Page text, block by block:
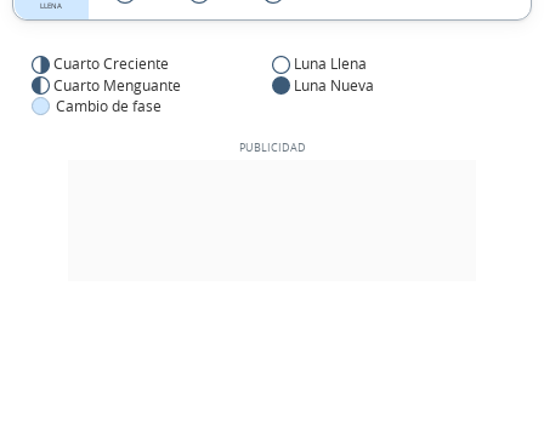
LLENA
Cuarto Creciente
Luna Llena
Cuarto Menguante
Luna Nueva
Cambio de fase